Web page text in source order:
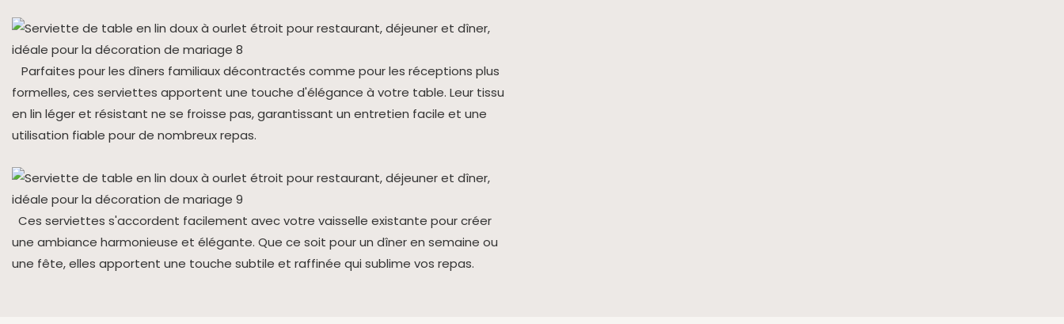
Parfaites pour les dîners familiaux décontractés comme pour les réceptions plus
formelles, ces serviettes apportent une touche d'élégance à votre table. Leur tissu
en lin léger et résistant ne se froisse pas, garantissant un entretien facile et une
utilisation fiable pour de nombreux repas.
Ces serviettes s'accordent facilement avec votre vaisselle existante pour créer
une ambiance harmonieuse et élégante. Que ce soit pour un dîner en semaine ou
une fête, elles apportent une touche subtile et raffinée qui sublime vos repas.